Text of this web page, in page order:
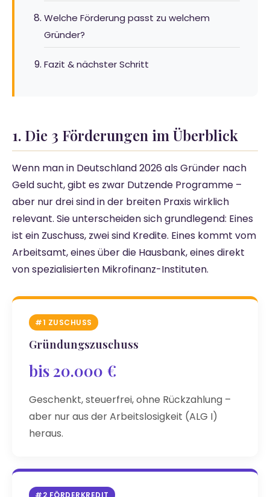
Welche Förderung passt zu welchem
Gründer?
Fazit & nächster Schritt
1. Die 3 Förderungen im Überblick
Wenn man in Deutschland 2026 als Gründer nach
Geld sucht, gibt es zwar Dutzende Programme –
aber nur drei sind in der breiten Praxis wirklich
relevant. Sie unterscheiden sich grundlegend: Eines
ist ein Zuschuss, zwei sind Kredite. Eines kommt vom
Arbeitsamt, eines über die Hausbank, eines direkt
von spezialisierten Mikrofinanz-Instituten.
#1 ZUSCHUSS
Gründungszuschuss
bis 20.000 €
Geschenkt, steuerfrei, ohne Rückzahlung –
aber nur aus der Arbeitslosigkeit (ALG I)
heraus.
#2 FÖRDERKREDIT